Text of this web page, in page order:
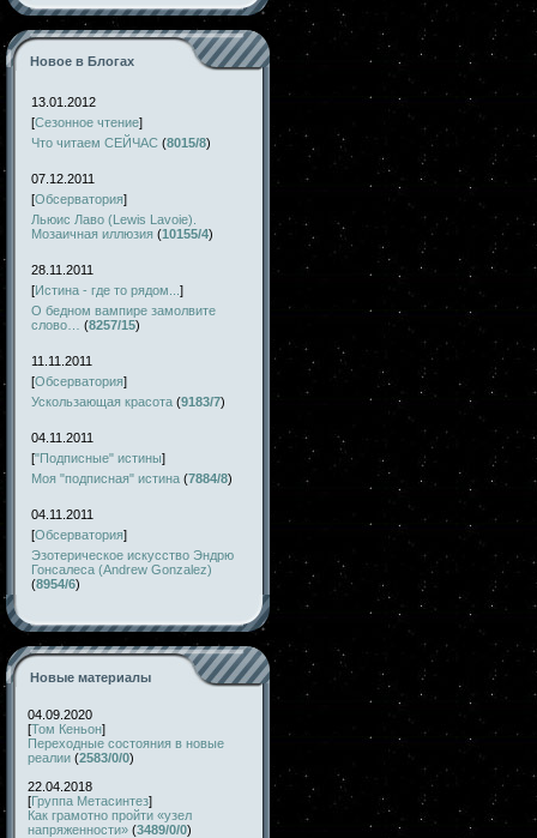
Новое в Блогах
13.01.2012
[Сезонное чтение]
Что читаем СЕЙЧАС (8015/8)
07.12.2011
[Обсерватория]
Льюис Лаво (Lewis Lavoie).
Мозаичная иллюзия (10155/4)
28.11.2011
[Истина - где то рядом... ]
О бедном вампире замолвите
слово…
(8257/15)
11.11.2011
[Обсерватория]
Ускользающая красота (9183/7)
04.11.2011
["Подписные" истины]
Моя "подписная" истина (7884/8)
04.11.2011
[Обсерватория]
Эзотерическое искусство Эндрю
Гонсалеса (Andrew Gonzalez)
(8954/6)
Новые материалы
04.09.2020
[Том Кеньон]
Переходные состояния в новые
реалии (2583/0/0)
22.04.2018
[Группа Метасинтез]
Как грамотно пройти «узел
напряженности» (3489/0/0)